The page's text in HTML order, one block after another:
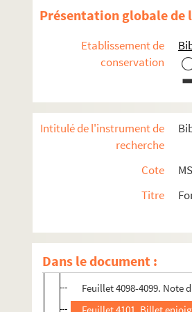
Présentation globale de
Etablissement de
conservation
Intitulé de l'instrument de
recherche
Cote
Titre
Dans le document :
Feuillet 4074-4075.
Feuillet 4076-4077.
Feuillet 4078.
Feuillet 4080-4081.
Feuillet 4082-4084. A
Feuillet 4091-4092.
Feuillet 4094-4095.
Feuillet 4096-4097.
Feuillet 4098-4099. Note